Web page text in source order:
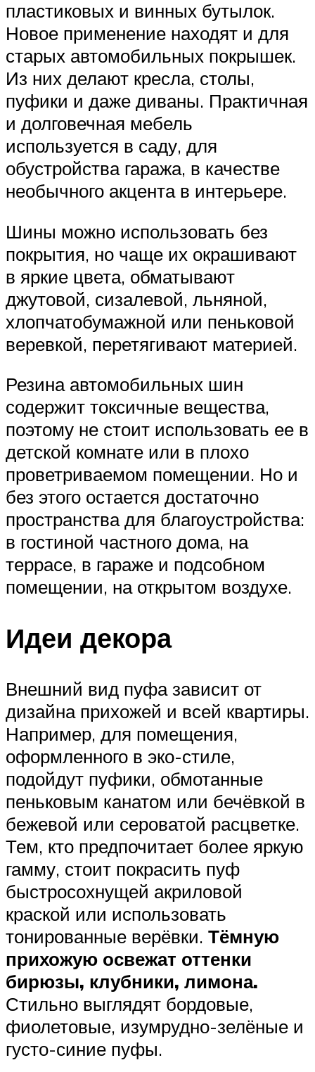
пластиковых и винных бутылок.
Новое применение находят и для
старых автомобильных покрышек.
Из них делают кресла, столы,
пуфики и даже диваны. Практичная
и долговечная мебель
используется в саду, для
обустройства гаража, в качестве
необычного акцента в интерьере.
Шины можно использовать без
покрытия, но чаще их окрашивают
в яркие цвета, обматывают
джутовой, сизалевой, льняной,
хлопчатобумажной или пеньковой
веревкой, перетягивают материей.
Резина автомобильных шин
содержит токсичные вещества,
поэтому не стоит использовать ее в
детской комнате или в плохо
проветриваемом помещении. Но и
без этого остается достаточно
пространства для благоустройства:
в гостиной частного дома, на
террасе, в гараже и подсобном
помещении, на открытом воздухе.
Идеи декора
Внешний вид пуфа зависит от
дизайна прихожей и всей квартиры.
Например, для помещения,
оформленного в эко-стиле,
подойдут пуфики, обмотанные
пеньковым канатом или бечёвкой в
бежевой или сероватой расцветке.
Тем, кто предпочитает более яркую
гамму, стоит покрасить пуф
быстросохнущей акриловой
краской или использовать
тонированные верёвки. Тёмную
прихожую освежат оттенки
бирюзы, клубники, лимона.
Стильно выглядят бордовые,
фиолетовые, изумрудно-зелёные и
густо-синие пуфы.